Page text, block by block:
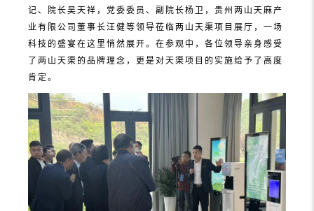
记、院长吴天祥，党委委员、副院长杨卫，贵州两山天麻产
业有限公司董事长汪健等领导莅临两山天渠项目展厅，一场
科技的盛宴在这里悄然展开。在参观中，各位领导亲身感受
了两山天渠的品牌理念，更是对天渠项目的实施给予了高度
肯定。